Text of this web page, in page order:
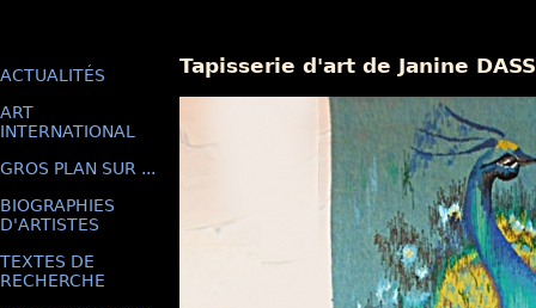
ACTUALITÉS
ART
INTERNATIONAL
GROS PLAN SUR ...
BIOGRAPHIES
D'ARTISTES
TEXTES DE
RECHERCHE
Tapisserie d'art de Janine